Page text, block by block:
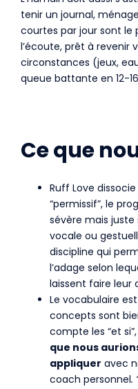
tenir un journal,
courtes par jour sont le
l’écoute, prêt à revenir
circonstances (jeux,
queue battante en 12-
Ce que
Ruff Love
“permissif”, le
sévère mais
vocale ou
discipline qui
l’adage selon
laissent faire leur
Le vocabulaire
concepts sont
compte les “et si”,
que nous
appliquer avec
coach personnel.